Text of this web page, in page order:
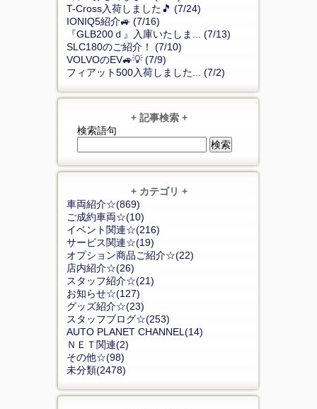
T-Cross入荷しました🎵 (7/24)
IONIQ5紹介🚙 (7/16)
『GLB200ｄ』入庫いたしま... (7/13)
SLC180のご紹介！ (7/10)
VOLVOのEV🚙💡 (7/9)
フィアット500入荷しました... (7/2)
+ 記事検索 +
検索語句
+ カテゴリ +
車両紹介☆(869)
ご成約車両☆(10)
イベント関連☆(216)
サービス関連☆(19)
オプション商品ご紹介☆(22)
店内紹介☆(26)
スタッフ紹介☆(21)
お知らせ☆(127)
グッズ紹介☆(23)
スタッフブログ☆(253)
AUTO PLANET CHANNEL(14)
ＮＥＴ関連(2)
その他☆(98)
未分類(2478)